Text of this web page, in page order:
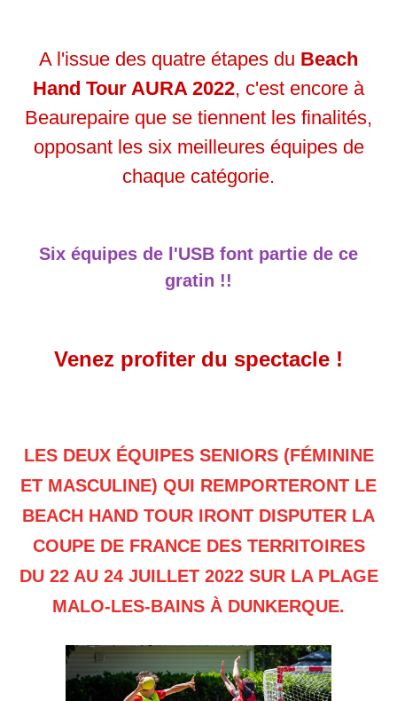
A l'issue des quatre étapes du Beach
Hand Tour AURA 2022, c'est encore à
Beaurepaire que se tiennent les finalités,
opposant les six meilleures équipes de
chaque catégorie.
Six équipes de l'USB font partie de ce
gratin !!
Venez profiter du spectacle !
LES DEUX ÉQUIPES SENIORS (FÉMININE
ET MASCULINE) QUI REMPORTERONT LE
BEACH HAND TOUR IRONT DISPUTER LA
COUPE DE FRANCE DES TERRITOIRES
DU 22 AU 24 JUILLET 2022 SUR LA PLAGE
MALO-LES-BAINS À DUNKERQUE.